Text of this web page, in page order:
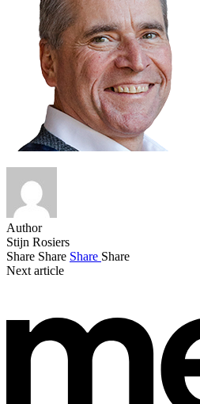
Author
Stijn Rosiers
Share Share Share Share
Next article